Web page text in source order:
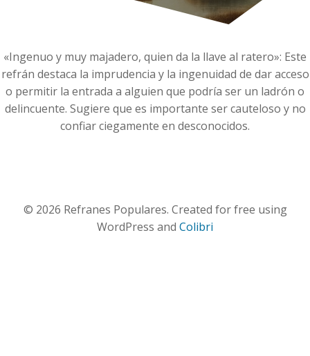
«Ingenuo y muy majadero, quien da la llave al ratero»: Este
refrán destaca la imprudencia y la ingenuidad de dar acceso
o permitir la entrada a alguien que podría ser un ladrón o
delincuente. Sugiere que es importante ser cauteloso y no
confiar ciegamente en desconocidos.
© 2026 Refranes Populares. Created for free using
WordPress and Colibri